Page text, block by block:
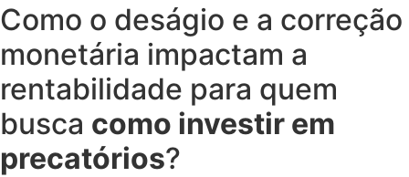
Como o deságio e a correção
monetária impactam a
rentabilidade para quem
busca como investir em
precatórios?